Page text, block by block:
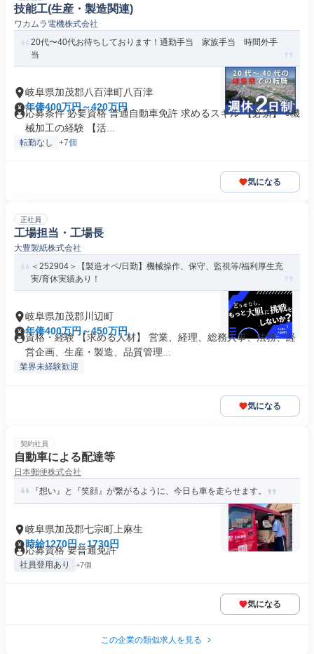
技能工(生産・製造関連)
ワカムラ電機株式会社
20代〜40代お待ちしております！通勤手当 家族手当 時間外手
当
岐阜県加茂郡八百津町八百津
年俸400万円～420万円
応募条件 必要資格 普通自動車免許 求めるスキル 【必須】 ○機
械加工の経験 【活...
転勤なし +7個
気になる
正社員
工場担当・工場長
大豊製紙株式会社
＜252904＞【製造オペ/日勤】機械操作、保守、監視等/福利厚生充
実/育休実績あり！
岐阜県加茂郡川辺町
年俸400万円～450万円
資格・経験 【求める人材】 営業、経理、総務人事、法務、経
営企画、生産・製造、品質管理...
業界未経験歓迎
気になる
契約社員
自動車による配達等
日本郵便株式会社
『想い』と『笑顔』が繋がるように、今日も車を走らせます。
岐阜県加茂郡七宗町上麻生
時給1270円～1730円
応募資格 要普通免許
社員登用あり +7個
気になる
この企業の類似求人を見る